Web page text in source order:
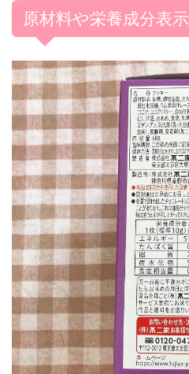
原材料や栄養成分表示